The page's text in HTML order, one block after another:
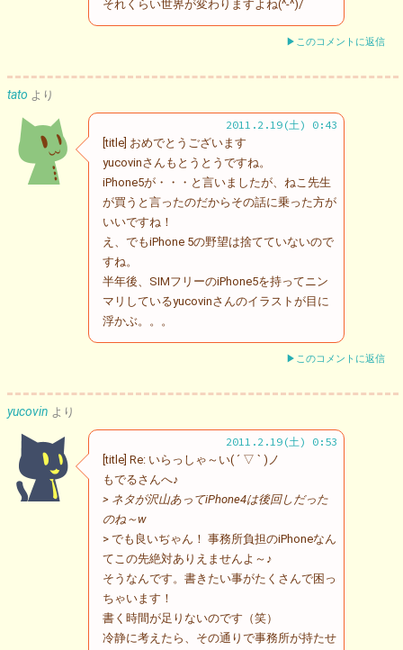
それくらい世界が変わりますよね(^-^)/
▶このコメントに返信
tato より
2011.2.19(土) 0:43
[title] おめでとうございます
yucovinさんもとうとうですね。
iPhone5が・・・と言いましたが、ねこ先生
が買うと言ったのだからその話に乗った方が
いいですね！
え、でもiPhone 5の野望は捨てていないので
すね。
半年後、SIMフリーのiPhone5を持ってニン
マリしているyucovinさんのイラストが目に
浮かぶ。。。
▶このコメントに返信
yucovin より
2011.2.19(土) 0:53
[title] Re: いらっしゃ～い( ´ ▽ ` )ノ
もでるさんへ♪
> ネタが沢山あってiPhone4は後回しだった
のね～w
> でも良いぢゃん！ 事務所負担のiPhoneなん
てこの先絶対ありえませんよ～♪
そうなんです。書きたい事がたくさんで困っ
ちゃいます！
書く時間が足りないのです（笑）
冷静に考えたら、その通りで事務所が持たせ